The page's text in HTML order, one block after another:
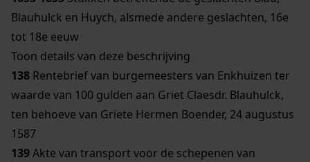
Blauhulck en Huych, alsmede andere geslachten, 16e
tot 18e eeuw
Toon details van deze beschrijving
138 Rentebrief van burgemeesters van Enkhuizen ter
waarde van 100 gulden aan Griet Claesdr. Blauhulck,
ten behoeve van Griete Hermen Boender, 24 augustus
1587
139Akte van transport voor de schepenen van